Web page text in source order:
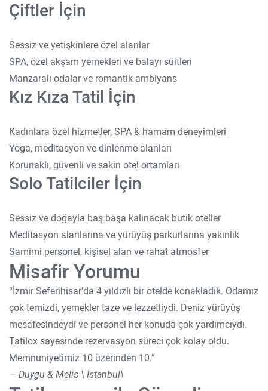
Çiftler İçin
Sessiz ve yetişkinlere özel alanlar
SPA, özel akşam yemekleri ve balayı süitleri
Manzaralı odalar ve romantik ambiyans
Kız Kıza Tatil İçin
Kadınlara özel hizmetler, SPA & hamam deneyimleri
Yoga, meditasyon ve dinlenme alanları
Korunaklı, güvenli ve sakin otel ortamları
Solo Tatilciler İçin
Sessiz ve doğayla baş başa kalınacak butik oteller
Meditasyon alanlarına ve yürüyüş parkurlarına yakınlık
Samimi personel, kişisel alan ve rahat atmosfer
Misafir Yorumu
“İzmir Seferihisar’da 4 yıldızlı bir otelde konakladık. Odamız
çok temizdi, yemekler taze ve lezzetliydi. Deniz yürüyüş
mesafesindeydi ve personel her konuda çok yardımcıydı.
Tatilox sayesinde rezervasyon süreci çok kolay oldu.
Memnuniyetimiz 10 üzerinden 10.”
— Duygu & Melis \ İstanbul\